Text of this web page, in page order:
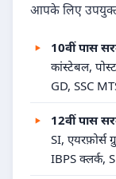
आपके लिए उपयुक्त
10वीं पास
कांस्टेबल,
GD, SSC
12वीं पास
SI, एयरफ़ोर्स
IBPS क्लर्क,